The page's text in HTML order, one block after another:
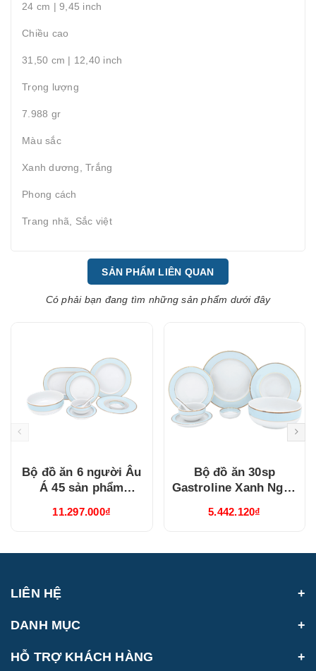
24 cm | 9,45 inch
Chiều cao
31,50 cm | 12,40 inch
Trọng lượng
7.988 gr
Màu sắc
Xanh dương, Trắng
Phong cách
Trang nhã, Sắc việt
SẢN PHẨM LIÊN QUAN
Có phải bạn đang tìm những sản phẩm dưới đây
Bộ đồ ăn 6 người Âu
Á 45 sản phẩm
(4506AA489)
11.297.000₫
Bộ đồ ăn 30sp
Gastroline Xanh Ngọc
5.442.120₫
LIÊN HỆ
DANH MỤC
HỖ TRỢ KHÁCH HÀNG